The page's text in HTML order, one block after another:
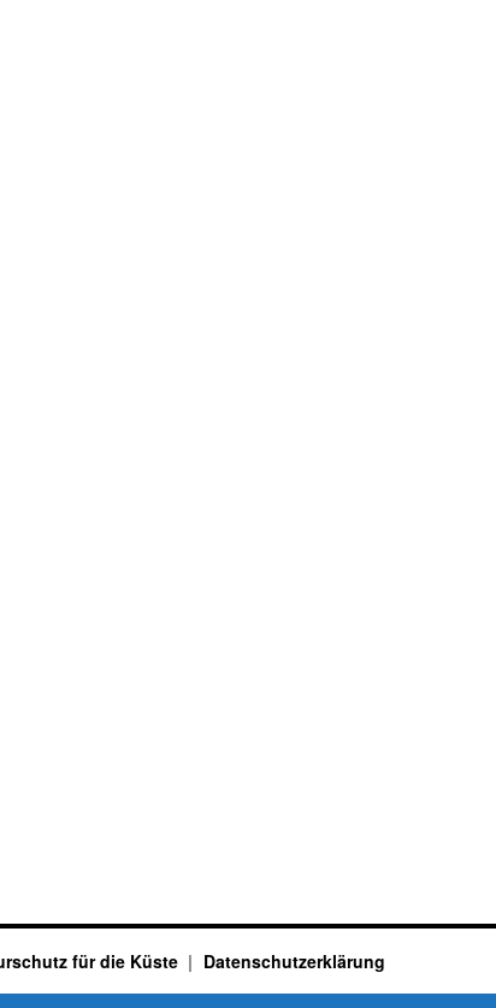
für die Küste Datenschutzerklärung